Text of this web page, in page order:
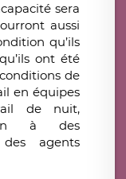
sera
aussi
qu’ils
ont été
de
en équipes
de nuit,
à des
agents